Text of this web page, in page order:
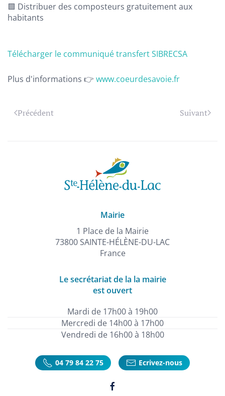
🟩 Distribuer des composteurs gratuitement aux
habitants
Télécharger le communiqué transfert SIBRECSA
Plus d'informations 👉 www.coeurdesavoie.fr
Précédent Suivant
Mairie
1 Place de la Mairie
73800 SAINTE-HÉLÈNE-DU-LAC
France
Le secrétariat de la la mairie
est ouvert
Mardi de 17h00 à 19h00
Mercredi de 14h00 à 17h00
Vendredi de 16h00 à 18h00
04 79 84 22 75 Ecrivez-nous